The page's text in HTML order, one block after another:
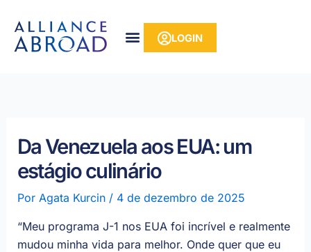
conteúdo
para
LOGIN
Da Venezuela aos EUA: um
estágio culinário
Por Agata Kurcin / 4 de dezembro de 2025
“Meu programa J-1 nos EUA foi incrível e realmente
mudou minha vida para melhor. Onde quer que eu